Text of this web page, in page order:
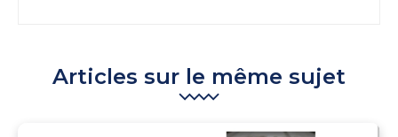
Articles sur le même sujet